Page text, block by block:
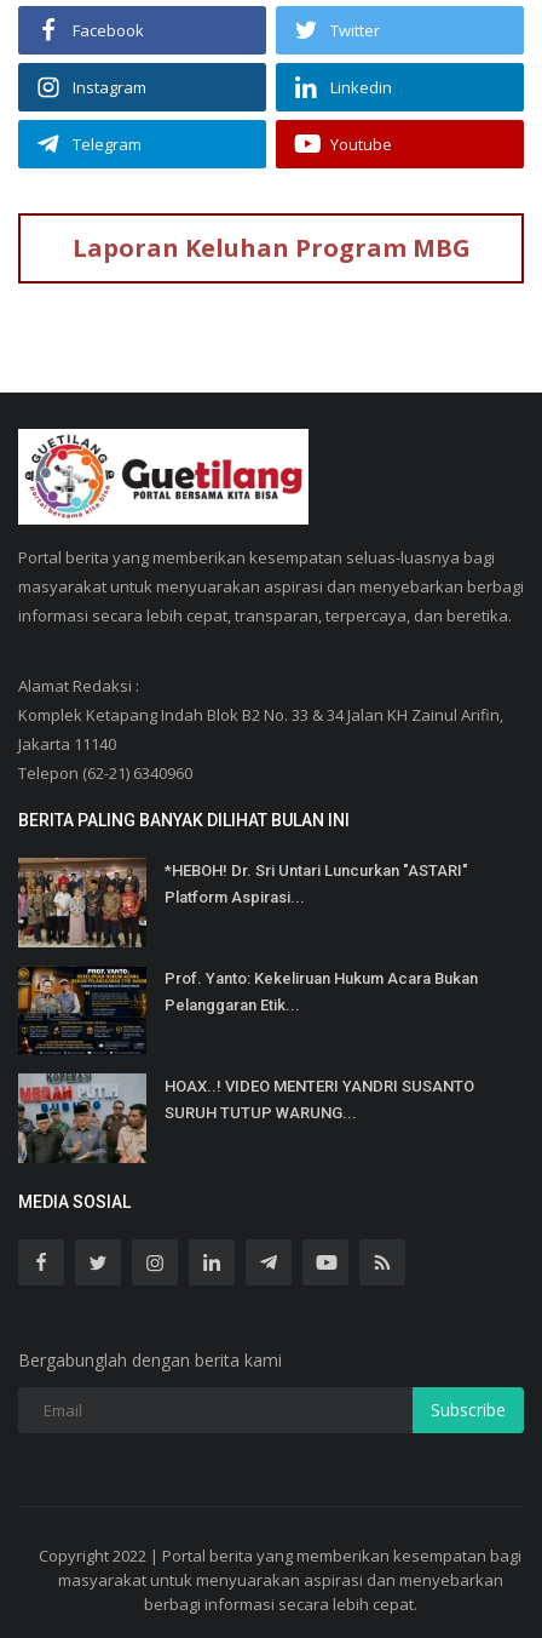
Facebook Twitter
Instagram Linkedin
Telegram Youtube
Laporan Keluhan Program MBG
Portal berita yang memberikan kesempatan seluas-luasnya bagi
masyarakat untuk menyuarakan aspirasi dan menyebarkan berbagi
informasi secara lebih cepat, transparan, terpercaya, dan beretika.
Alamat Redaksi :
Komplek Ketapang Indah Blok B2 No. 33 & 34 Jalan KH Zainul Arifin,
Jakarta 11140
Telepon (62-21) 6340960
BERITA PALING BANYAK DILIHAT BULAN INI
*HEBOH! Dr. Sri Untari Luncurkan "ASTARI"
Platform Aspirasi...
Prof. Yanto: Kekeliruan Hukum Acara Bukan
Pelanggaran Etik...
HOAX..! VIDEO MENTERI YANDRI SUSANTO
SURUH TUTUP WARUNG...
MEDIA SOSIAL
Bergabunglah dengan berita kami
Subscribe
Copyright 2022 | Portal berita yang memberikan kesempatan bagi
masyarakat untuk menyuarakan aspirasi dan menyebarkan
berbagi informasi secara lebih cepat.